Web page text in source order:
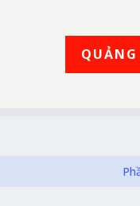
QUẢNG